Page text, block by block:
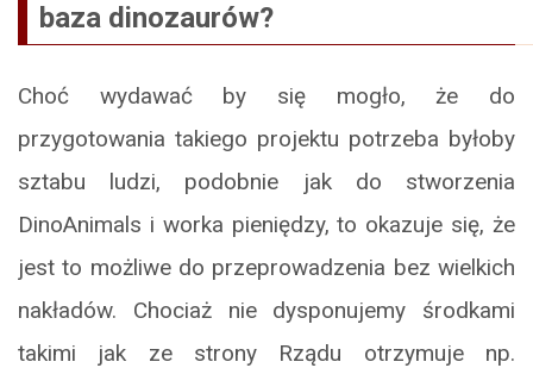
baza dinozaurów?
Choć wydawać by się mogło, że do
przygotowania takiego projektu potrzeba byłoby
sztabu ludzi, podobnie jak do stworzenia
DinoAnimals i worka pieniędzy, to okazuje się, że
jest to możliwe do przeprowadzenia bez wielkich
nakładów. Chociaż nie dysponujemy środkami
takimi jak ze strony Rządu otrzymuje np.